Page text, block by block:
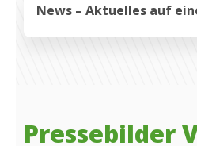
News – Aktuelles auf
Pressebilder